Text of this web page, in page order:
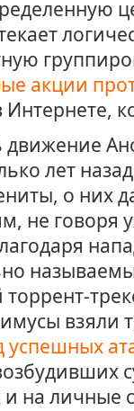
акции
Интернете,
лет
о них
не
взяли
успешных
и на личные